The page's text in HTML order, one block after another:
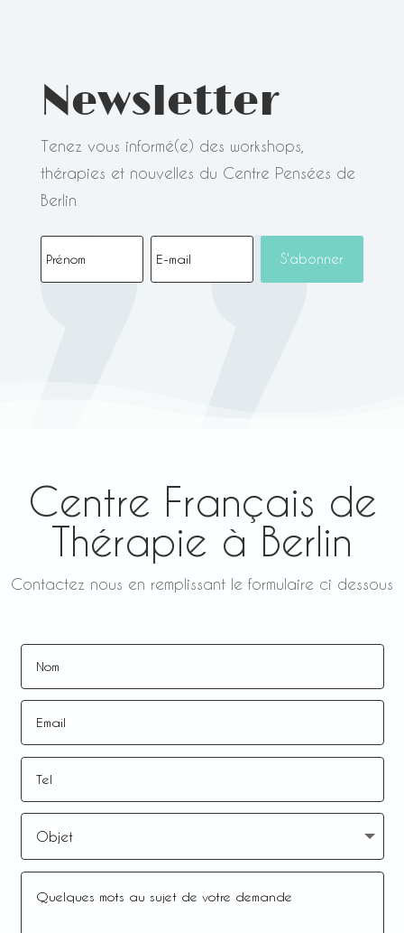
Newsletter
Tenez vous informé(e) des workshops,
thérapies et nouvelles du Centre Pensées de
Berlin
S'abonner
Centre Français de
Thérapie à Berlin
Contactez nous en remplissant le formulaire ci dessous